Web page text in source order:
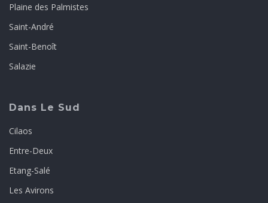
Plaine des Palmistes
Saint-André
Saint-Benoît
Salazie
Dans Le Sud
Cilaos
Entre-Deux
Etang-Salé
Les Avirons